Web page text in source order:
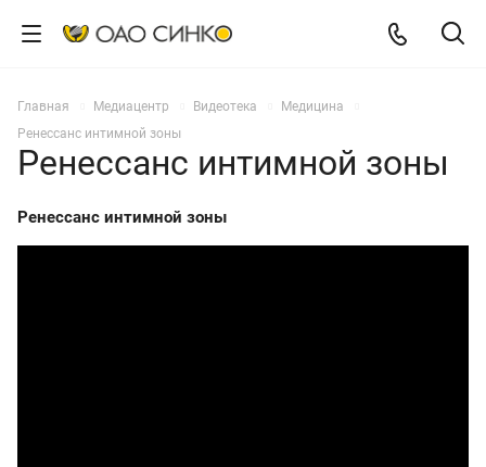
Главная Медиацентр Видеотека
Медицина
Ренессанс интимной зоны
Ренессанс интимной зоны
Ренессанс интимной зоны